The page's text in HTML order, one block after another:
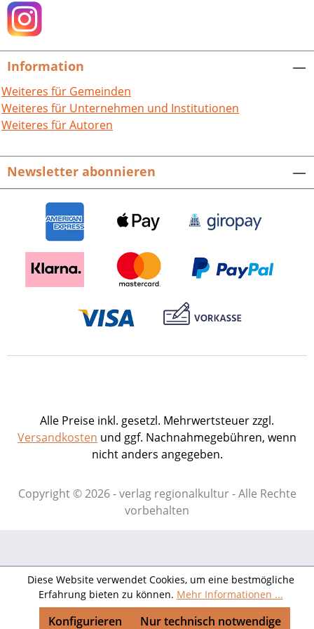
dabei ebenso offen zur Sprache wie eine kritische
Neckar (1942–1958). 192 Seiten mit 60 Schwarz-Weiß-
Abbildungen, Broschur. ISBN 978-3-95505-490-8. EUR
19,90,
Information
Weiteres für Gemeinden
Weiteres für Unternehmen und Institutionen
Weiteres für Autoren
Newsletter abonnieren
Alle Preise inkl. gesetzl. Mehrwertsteuer zzgl.
Versandkosten und ggf. Nachnahmegebühren, wenn
nicht anders angegeben.
Copyright © 2026 - verlag regionalkultur - Alle Rechte
vorbehalten
Diese Website verwendet Cookies, um eine bestmögliche
Erfahrung bieten zu können. Mehr Informationen ...
Nur technisch notwendige
Konfigurieren